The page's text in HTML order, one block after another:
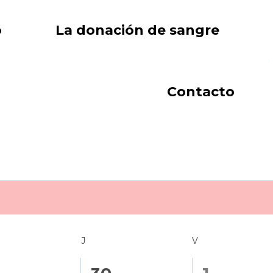
La donación de sangre
Contacto
J V